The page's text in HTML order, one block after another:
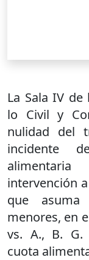
La Sala IV
lo Civil y
nulidad del
incidente
intervención
que
menores, en
vs. A., B. G.
cuota